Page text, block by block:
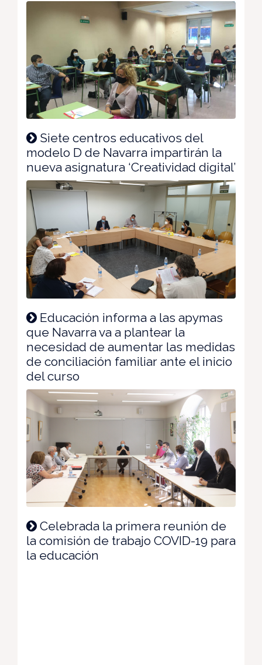
Siete centros educativos del
modelo D de Navarra impartirán la
nueva asignatura ‘Creatividad digital’
Educación informa a las apymas
que Navarra va a plantear la
necesidad de aumentar las medidas
de conciliación familiar ante el inicio
del curso
Celebrada la primera reunión de
la comisión de trabajo COVID-19 para
la educación